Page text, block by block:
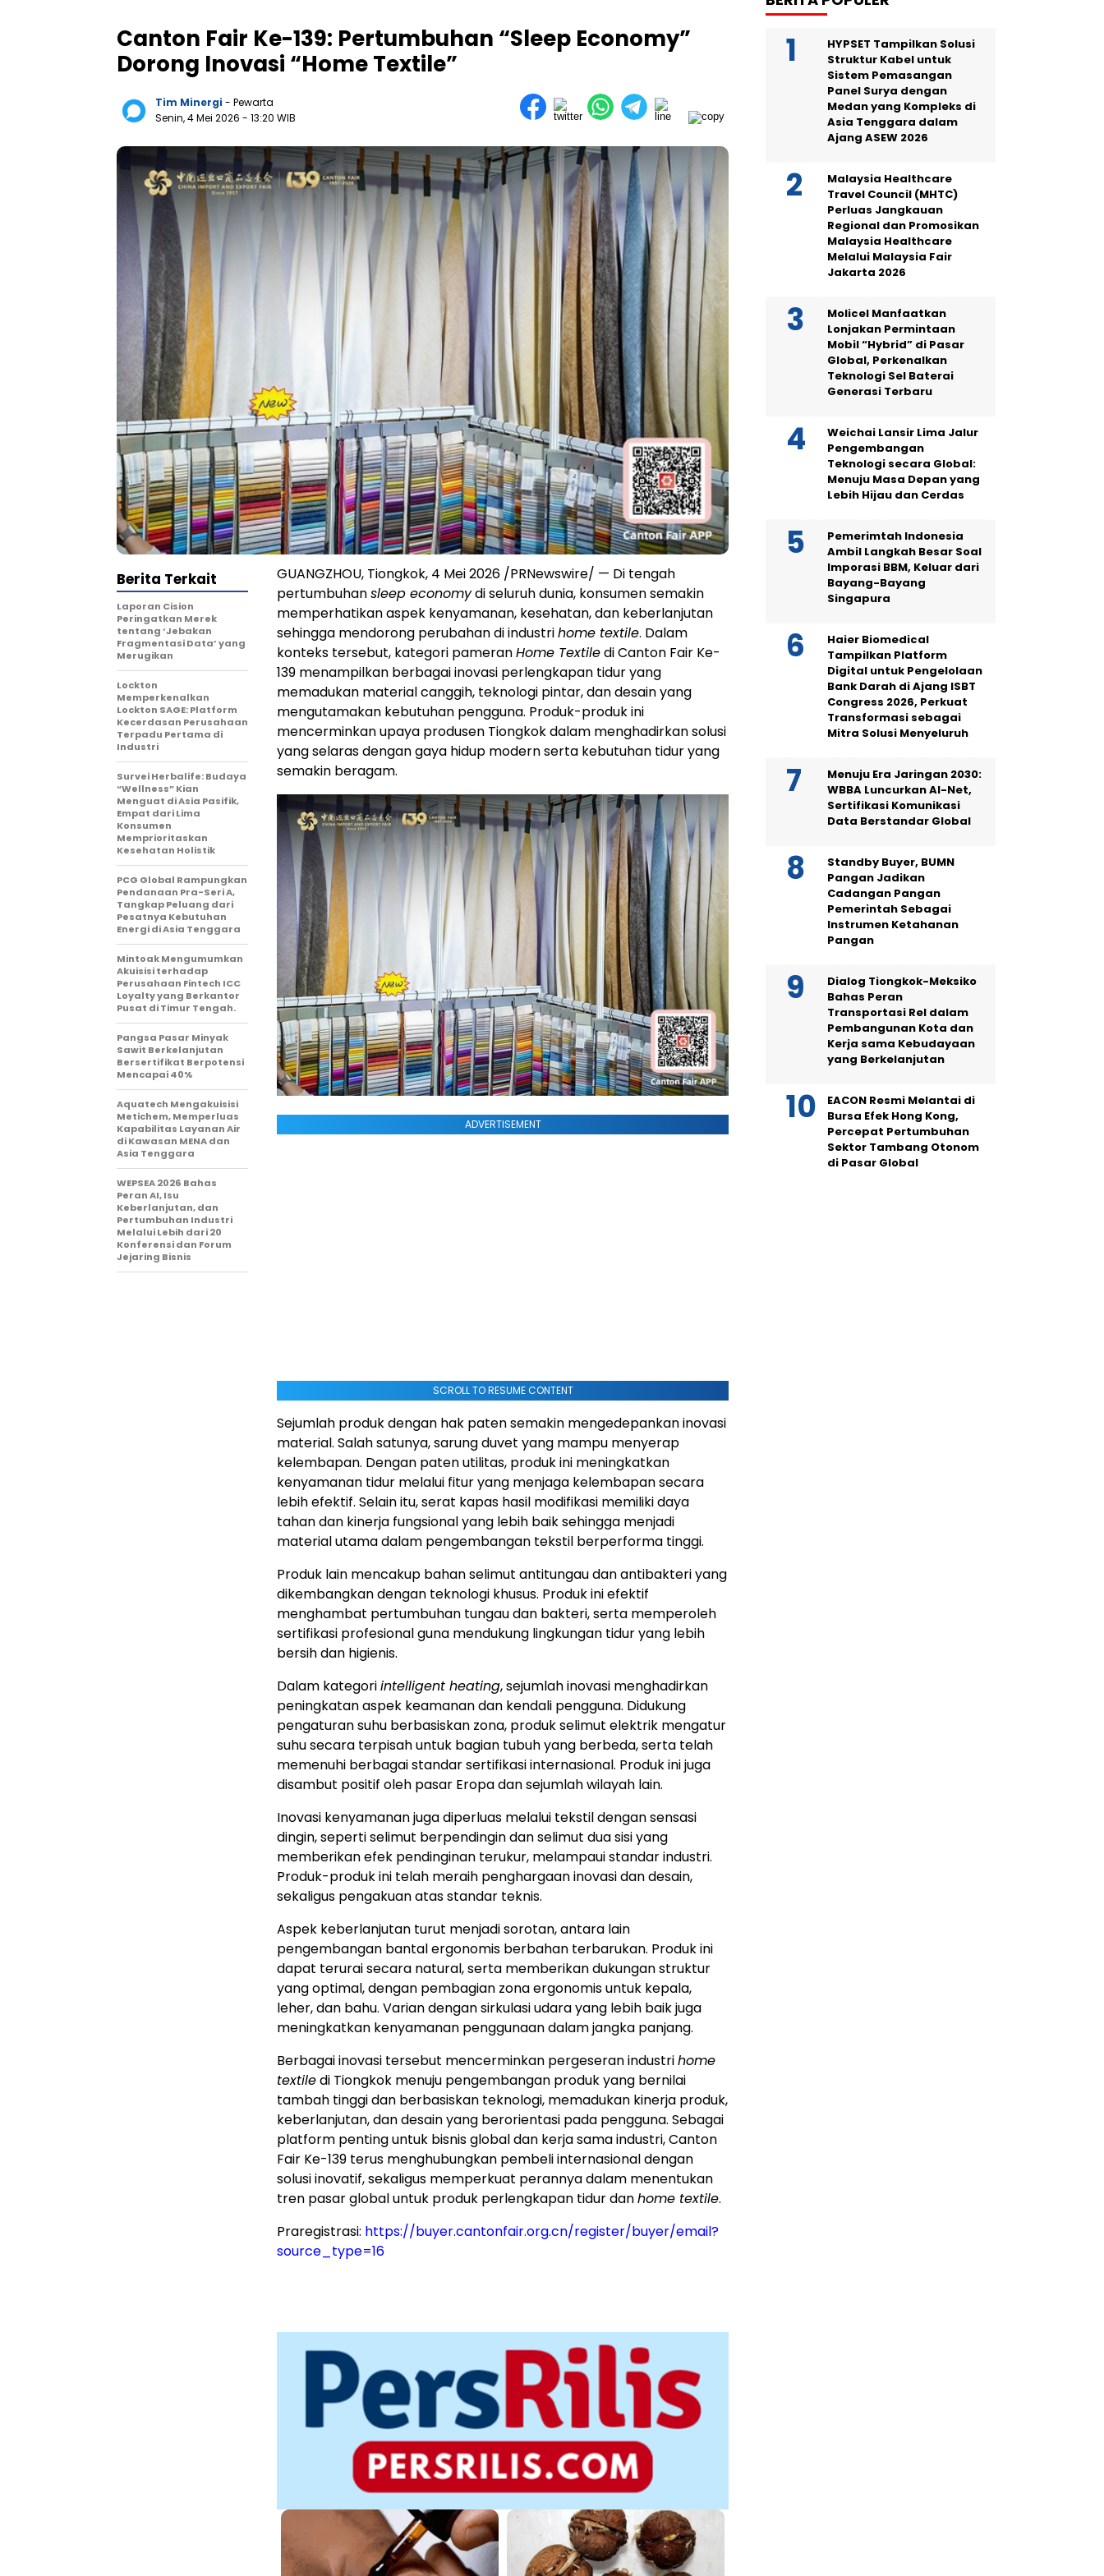
Canton Fair Ke-139: Pertumbuhan “Sleep Economy”
Dorong Inovasi “Home Textile”
Tim Minergi - Pewarta
Senin, 4 Mei 2026 - 13:20 WIB
GUANGZHOU, Tiongkok, 4 Mei 2026 /PRNewswire/ — Di tengah
pertumbuhansleep economydi seluruh dunia, konsumen semakin
memperhatikan aspek kenyamanan, kesehatan, dan keberlanjutan
sehingga mendorong perubahan di industrihome textile. Dalam
konteks tersebut, kategori pameranHome Textiledi Canton Fair Ke-
139 menampilkan berbagai inovasi perlengkapan tidur yang
memadukan material canggih, teknologi pintar, dan desain yang
mengutamakan kebutuhan pengguna. Produk-produk ini
mencerminkan upaya produsen Tiongkok dalam menghadirkan solusi
yang selaras dengan gaya hidup modern serta kebutuhan tidur yang
semakin beragam.
ADVERTISEMENT
SCROLL TO RESUME CONTENT
Sejumlah produk dengan hak paten semakin mengedepankan inovasi
material. Salah satunya, sarung duvet yang mampu menyerap
kelembapan. Dengan paten utilitas, produk ini meningkatkan
kenyamanan tidur melalui fitur yang menjaga kelembapan secara
lebih efektif. Selain itu, serat kapas hasil modifikasi memiliki daya
tahan dan kinerja fungsional yang lebih baik sehingga menjadi
material utama dalam pengembangan tekstil berperforma tinggi.
Produk lain mencakup bahan selimut antitungau dan antibakteri yang
dikembangkan dengan teknologi khusus. Produk ini efektif
menghambat pertumbuhan tungau dan bakteri, serta memperoleh
sertifikasi profesional guna mendukung lingkungan tidur yang lebih
bersih dan higienis.
Dalam kategoriintelligent heating, sejumlah inovasi menghadirkan
peningkatan aspek keamanan dan kendali pengguna. Didukung
pengaturan suhu berbasiskan zona, produk selimut elektrik mengatur
suhu secara terpisah untuk bagian tubuh yang berbeda, serta telah
memenuhi berbagai standar sertifikasi internasional. Produk ini juga
disambut positif oleh pasar Eropa dan sejumlah wilayah lain.
Inovasi kenyamanan juga diperluas melalui tekstil dengan sensasi
dingin, seperti selimut berpendingin dan selimut dua sisi yang
memberikan efek pendinginan terukur, melampaui standar industri.
Produk-produk ini telah meraih penghargaan inovasi dan desain,
sekaligus pengakuan atas standar teknis.
Aspek keberlanjutan turut menjadi sorotan, antara lain
pengembangan bantal ergonomis berbahan terbarukan. Produk ini
dapat terurai secara natural, serta memberikan dukungan struktur
yang optimal, dengan pembagian zona ergonomis untuk kepala,
leher, dan bahu. Varian dengan sirkulasi udara yang lebih baik juga
meningkatkan kenyamanan penggunaan dalam jangka panjang.
Berbagai inovasi tersebut mencerminkan pergeseran industrihome
textiledi Tiongkok menuju pengembangan produk yang bernilai
tambah tinggi dan berbasiskan teknologi, memadukan kinerja produk,
keberlanjutan, dan desain yang berorientasi pada pengguna. Sebagai
platform penting untuk bisnis global dan kerja sama industri, Canton
Fair Ke-139 terus menghubungkan pembeli internasional dengan
solusi inovatif, sekaligus memperkuat perannya dalam menentukan
tren pasar global untuk produk perlengkapan tidur danhome textile.
Praregistrasi: https://buyer.cantonfair.org.cn/register/buyer/email?
source_type=16
Berita Terkait
Laporan Cision
Peringatkan Merek
tentang ‘Jebakan
Fragmentasi Data’ yang
Merugikan
Lockton
Memperkenalkan
Lockton SAGE: Platform
Kecerdasan Perusahaan
Terpadu Pertama di
Industri
Survei Herbalife: Budaya
“Wellness” Kian
Menguat di Asia Pasifik,
Empat dari Lima
Konsumen
Memprioritaskan
Kesehatan Holistik
PCG Global Rampungkan
Pendanaan Pra-Seri A,
Tangkap Peluang dari
Pesatnya Kebutuhan
Energi di Asia Tenggara
Mintoak Mengumumkan
Akuisisi terhadap
Perusahaan Fintech ICC
Loyalty yang Berkantor
Pusat di Timur Tengah.
Pangsa Pasar Minyak
Sawit Berkelanjutan
Bersertifikat Berpotensi
Mencapai 40%
Aquatech Mengakuisisi
Metichem, Memperluas
Kapabilitas Layanan Air
di Kawasan MENA dan
Asia Tenggara
WEPSEA 2026 Bahas
Peran AI, Isu
Keberlanjutan, dan
Pertumbuhan Industri
Melalui Lebih dari 20
Konferensi dan Forum
Jejaring Bisnis
HYPSET Tampilkan Solusi
Struktur Kabel untuk
Sistem Pemasangan
Panel Surya dengan
Medan yang Kompleks di
Asia Tenggara dalam
Ajang ASEW 2026
Malaysia Healthcare
Travel Council (MHTC)
Perluas Jangkauan
Regional dan Promosikan
Malaysia Healthcare
Melalui Malaysia Fair
Jakarta 2026
Molicel Manfaatkan
Lonjakan Permintaan
Mobil “Hybrid” di Pasar
Global, Perkenalkan
Teknologi Sel Baterai
Generasi Terbaru
Weichai Lansir Lima Jalur
Pengembangan
Teknologi secara Global:
Menuju Masa Depan yang
Lebih Hijau dan Cerdas
Pemerimtah Indonesia
Ambil Langkah Besar Soal
Imporasi BBM, Keluar dari
Bayang-Bayang
Singapura
Haier Biomedical
Tampilkan Platform
Digital untuk Pengelolaan
Bank Darah di Ajang ISBT
Congress 2026, Perkuat
Transformasi sebagai
Mitra Solusi Menyeluruh
Menuju Era Jaringan 2030:
WBBA Luncurkan AI-Net,
Sertifikasi Komunikasi
Data Berstandar Global
Standby Buyer, BUMN
Pangan Jadikan
Cadangan Pangan
Pemerintah Sebagai
Instrumen Ketahanan
Pangan
Dialog Tiongkok-Meksiko
Bahas Peran
Transportasi Rel dalam
Pembangunan Kota dan
Kerja sama Kebudayaan
yang Berkelanjutan
EACON Resmi Melantai di
Bursa Efek Hong Kong,
Percepat Pertumbuhan
Sektor Tambang Otonom
di Pasar Global